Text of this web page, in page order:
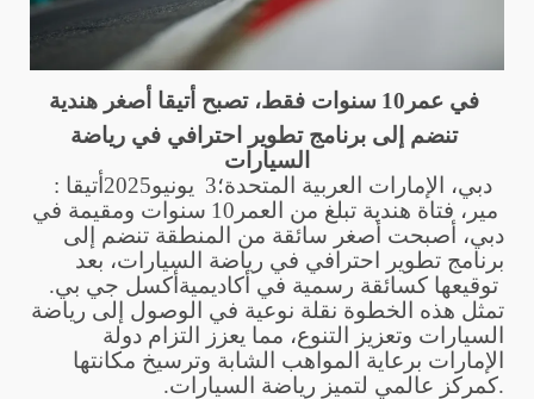
10 سنوات فقط، تصبح أتيقا أصغر هندية
تنضم إلى برنامج تطوير احترافي في رياضة
السيارات
3
2025
: أتيقا
10 سنوات ومقيمة في
دبي، أصبحت أصغر سائقة من المنطقة تنضم إلى
برنامج تطوير احترافي في رياضة السيارات، بعد
أكسل جي بي.
تمثل هذه الخطوة نقلة نوعية في الوصول إلى رياضة
السيارات وتعزيز التنوع، مما يعزز التزام دولة
الإمارات برعاية المواهب الشابة وترسيخ مكانتها
كمركز عالمي لتميز رياضة السيارات.
.